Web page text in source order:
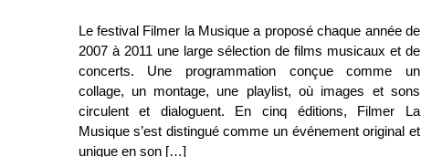
Le festival Filmer la Musique a proposé chaque année de
2007 à 2011 une large sélection de films musicaux et de
concerts. Une programmation conçue comme un
collage, un montage, une playlist, où images et sons
circulent et dialoguent. En cinq éditions, Filmer La
Musique s’est distingué comme un événement original et
unique en son […]